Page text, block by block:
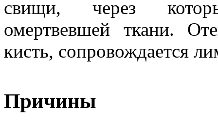
свищи, через
омертвевшей ткани.
кисть, сопровождается
Причины